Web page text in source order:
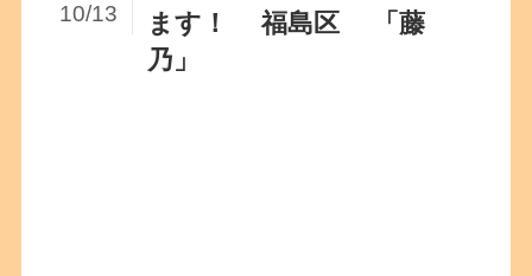
ます！ 福島区 「藤
乃」
10/13